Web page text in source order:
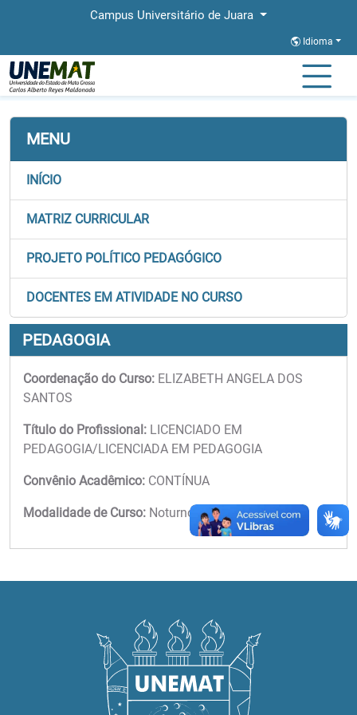
Campus Universitário de Juara
Idioma
Página Inicial Pedagogia
MENU
INÍCIO
MATRIZ CURRICULAR
PROJETO POLÍTICO PEDAGÓGICO
DOCENTES EM ATIVIDADE NO CURSO
PEDAGOGIA
Coordenação do Curso: ELIZABETH ANGELA DOS
SANTOS
Título do Profissional: LICENCIADO EM
PEDAGOGIA/LICENCIADA EM PEDAGOGIA
Convênio Acadêmico: CONTÍNUA
Modalidade de Curso: Noturno